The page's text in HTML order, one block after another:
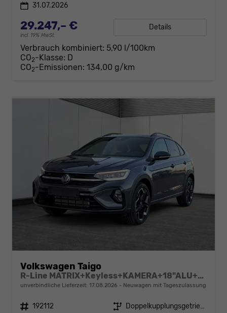
31.07.2026
29.247,– €
incl. 19% MwSt.
Details
Verbrauch kombiniert: 5,90 l/100km
CO2-Klasse: D
CO2-Emissionen: 134,00 g/km
Volkswagen Taigo
R-Line MATRIX+Keyless+KAMERA+18"ALU+ACC+SHZ
unverbindliche Lieferzeit: 17.08.2026 Neuwagen mit Tageszulassung
Fahrzeugnr. 192112 Getriebe
Doppelkupplungsgetriebe (DSG)